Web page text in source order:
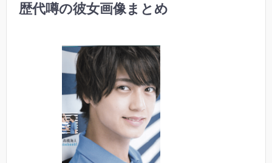
歴代噂の彼女画像まとめ